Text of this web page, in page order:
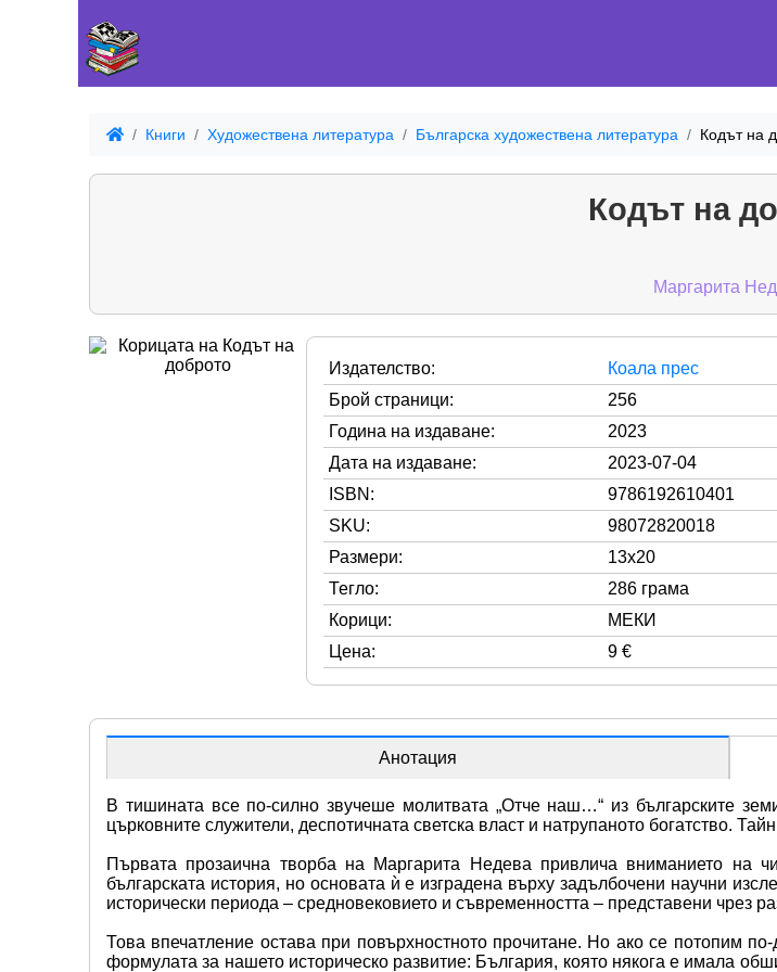
Книги Художествена литература Българска художествена литература Кодът на
Кодът на
Маргарита
Издателство:
Коала прес
Брой страници:
256
Година на издаване:
2023
Дата на издаване:
2023-07-04
ISBN:
9786192610401
SKU:
98072820018
Размери:
13x20
Тегло:
286 грама
Корици:
МЕКИ
Цена:
9 €
Анотация
В тишината все по-силно звучеше молитвата „Отче наш…“ из българските
църковните служители, деспотичната светска власт и натрупаното богатство.
Първата прозаична творба на Маргарита Недева привлича вниманието на
българската история, но основата ѝ е изградена върху задълбочени научни
исторически периода – средновековието и съвременността – представени чрез
Това впечатление остава при повърхностното прочитане. Но ако се потопим
формулата за нашето историческо развитие: България, която някога е имала